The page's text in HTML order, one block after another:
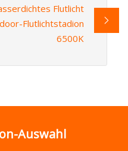
Flutlicht
Flutlichtstadion
6500K
Auswahl